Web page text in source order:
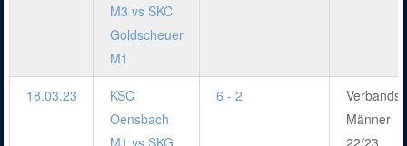
M3 vs SKC
Goldscheuer
M1
18.03.23
KSC
Oensbach
M1 vs SKG
6 - 2
Männer
22/23